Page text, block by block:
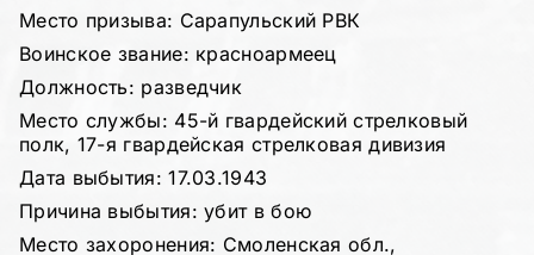
Место призыва: Сарапульский РВК
Воинское звание: красноармеец
Должность: разведчик
Место службы: 45-й гвардейский стрелковый
полк, 17-я гвардейская стрелковая дивизия
Дата выбытия: 17.03.1943
Причина выбытия: убит в бою
Место захоронения: Смоленская обл.,